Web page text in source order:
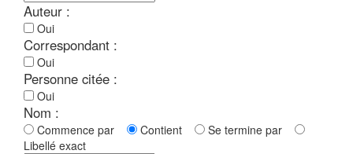
Auteur :
Oui
Correspondant :
Oui
Personne citée :
Oui
Nom :
Commence par Contient
Se termine par
Libellé exact